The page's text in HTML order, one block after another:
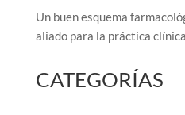
Un buen esquema
aliado para la práctica clínica
CATEGORÍAS